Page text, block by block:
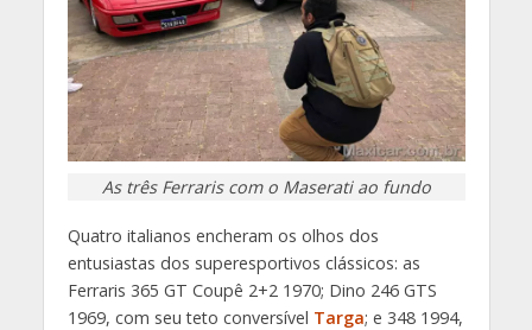
As três Ferraris com o Maserati ao fundo
Quatro italianos encheram os olhos dos
entusiastas dos superesportivos clássicos: as
Ferraris 365 GT Coupê 2+2 1970; Dino 246 GTS
1969, com seu teto conversível Targa; e 348 1994,